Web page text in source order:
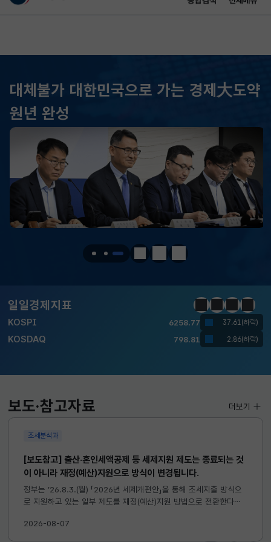
대체불가 대한민국으로 가는 경제大도약
원년 완성
정지 이전 다음
일일경제지표
KOSPI 6258.77 37.61(하락)
KOSDAQ
국고채(3년) 3.746 0.004(상승)
달러-원 1410.6000 13.2000(하락)
KOSPI 6258.77 37.61(하락)
KOSDAQ 798.81 2.86(하락)
KOSPI 6258.77 37.61(하락)
KOSDAQ 798.81 2.86(하락)
국고채(3년)
정지이전다음일일경
보도·참고자료
조세분석과
[보도참고] 출산·혼인세액공제 등 세제지원 제도는 종료되는 것
이 아니라 재정(예산)지원으로 방식이 변경됩니다.
정부는 ’26.8.3.(월) 「2026년 세제개편안」을 통해 조세지출 방식으
로 지원하고 있는 일부 제도를 재정(예산)지원 방법으로 전환한다고
2026-08-07
더보기